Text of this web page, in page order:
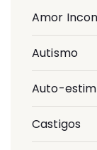
Amor
Autismo
Auto-
Castigos